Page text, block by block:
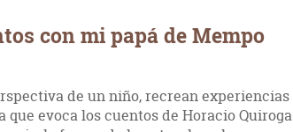
con mi papá de Mempo
de un niño, recrean experiencias
que evoca los cuentos de Horacio Quiroga